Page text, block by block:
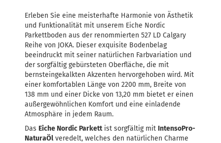
Erleben Sie eine meisterhafte Harmonie von Ästhetik
und Funktionalität mit unserem Eiche Nordic
Parkettboden aus der renommierten 527 LD Calgary
Reihe von JOKA. Dieser exquisite Bodenbelag
beeindruckt mit seiner natürlichen Farbvariation und
der sorgfältig gebürsteten Oberfläche, die mit
bernsteingekalkten Akzenten hervorgehoben wird. Mit
einer komfortablen Länge von 2200 mm, Breite von
138 mm und einer Dicke von 13,20 mm bietet er einen
außergewöhnlichen Komfort und eine einladende
Atmosphäre in jedem Raum.
Das Eiche Nordic Parkettist sorgfältig mit IntensoPro-
NaturaÖl veredelt, welches den natürlichen Charme